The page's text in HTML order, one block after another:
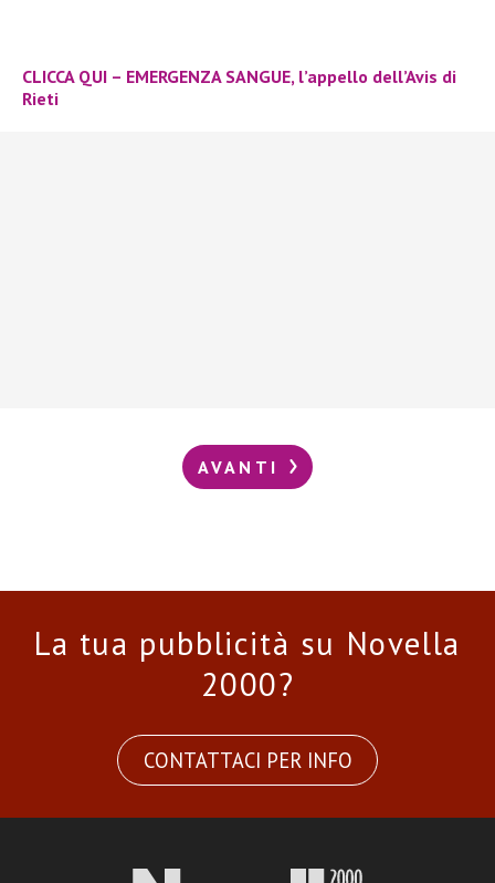
CLICCA QUI – EMERGENZA SANGUE, l’appello dell’Avis di
Rieti
AVANTI
La tua pubblicità su Novella
2000?
CONTATTACI PER INFO